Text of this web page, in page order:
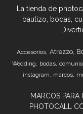
La tienda de
bautizo, bodas,
Accesorios Atrezzo
Wedding bodas
instagram marcos
MARCOS PARA
PHOTOCALL